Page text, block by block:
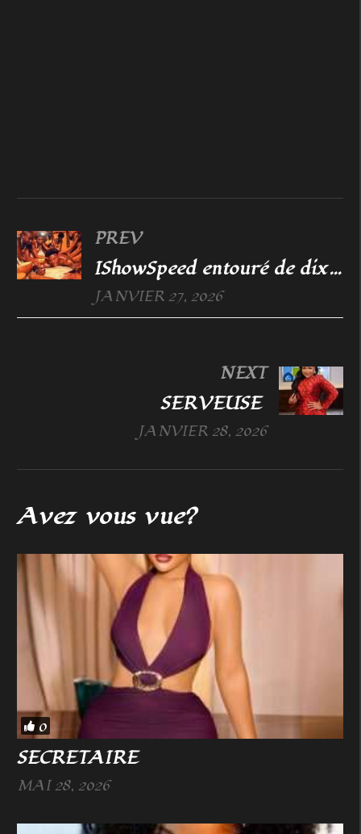
PREV
IShowSpeed entouré de dix femmes au Ghana : le pays a-t-il déjà gagné la tournée ? Cette scène au Ghana fait exploser la toile
JANVIER 27, 2026
NEXT
SERVEUSE
JANVIER 28, 2026
Avez vous vue?
0
SECRETAIRE
MAI 28, 2026